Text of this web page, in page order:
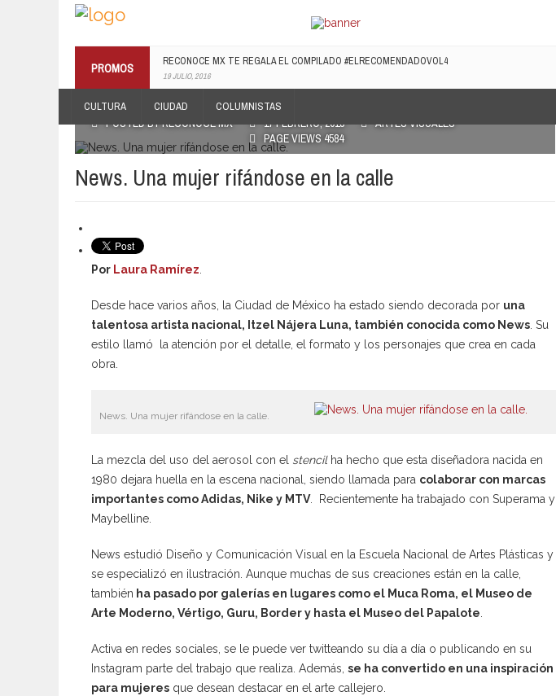
PROMOS RECONOCE MX TE REGALA EL COMPILADO #ELRECOMENDADOVOL4
19 JULIO, 2016
CULTURA CIUDAD COLUMNISTAS
POSTED BY RECONOCE MX 17 FEBRERO, 2013
ARTES VISUALES
PAGE VIEWS 4584
News. Una mujer rifándose en la calle
Por Laura Ramírez
Desde hace varios años, la Ciudad de México ha estado siendo decorada por una
talentosa artista nacional, Itzel Nájera Luna, también conocida como News . Su
estilo llamó la atención por el detalle, el formato y los personajes que crea en cada
obra.
News. Una mujer rifándose en la calle.
La mezcla del uso del aerosol con el stencilha hecho que esta diseñadora nacida en
1980 dejara huella en la escena nacional, siendo llamada para colaborar con marcas
importantes como Adidas, Nike y MTV. Recientemente ha trabajado con Superama y
Maybelline.
News estudió Diseño y Comunicación Visual en la Escuela Nacional de Artes Plásticas y
se especializó en ilustración. Aunque muchas de sus creaciones están en la calle,
también ha pasado por galerías en lugares como el Muca Roma, el Museo de
Arte Moderno, Vértigo, Guru, Border y hasta el Museo del Papalote
Activa en redes sociales, se le puede ver twitteando su día a día o publicando en su
Instagram parte del trabajo que realiza. Además, se ha convertido en una inspiración
para mujeres que desean destacar en el arte callejero.